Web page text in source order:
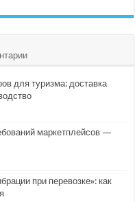
для туризма: доставка
маркетплейсов —
при перевозке»: как